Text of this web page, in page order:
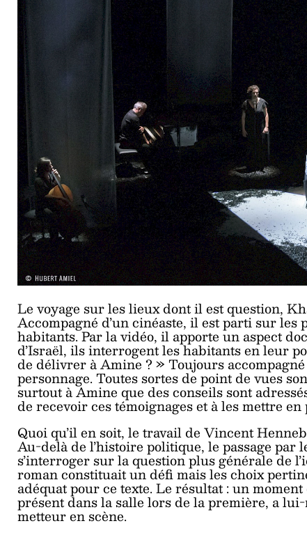
Le voyage sur les lieux dont il est question,
Accompagné d’un cinéaste, il est parti sur les
habitants. Par la vidéo, il apporte un aspect
d’Israël, ils interrogent les habitants en leur
de délivrer à Amine ? » Toujours
personnage. Toutes sortes de point de vues
surtout à Amine que des conseils sont
de recevoir ces témoignages et à les mettre en
Quoi qu’il en soit, le travail de Vincent
Au-delà de l’histoire politique, le passage par
s’interroger sur la question plus générale de
roman constituait un défi mais les choix
adéquat pour ce texte. Le résultat : un
présent dans la salle lors de la première, a
metteur en scène.